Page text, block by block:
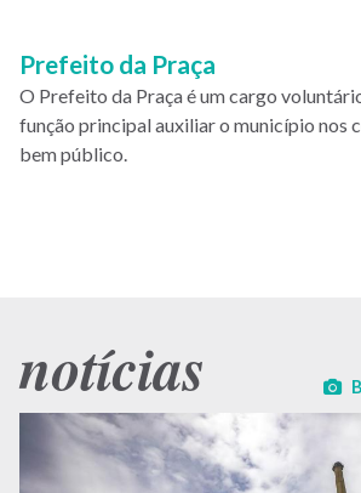
Prefeito da Praça
O Prefeito da Praça é um cargo
função principal auxiliar o município nos
bem público.
notícias